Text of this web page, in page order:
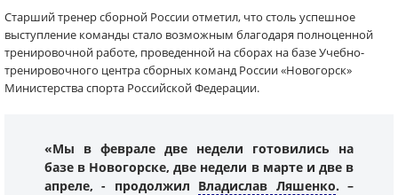
Старший тренер сборной России отметил, что столь успешное
выступление команды стало возможным благодаря полноценной
тренировочной работе, проведенной на сборах на базе Учебно-
тренировочного центра сборных команд России «Новогорск»
Министерства спорта Российской Федерации.
«Мы в феврале две недели готовились на
базе в Новогорске, две недели в марте и две в
апреле, - продолжил Владислав Ляшенко. –